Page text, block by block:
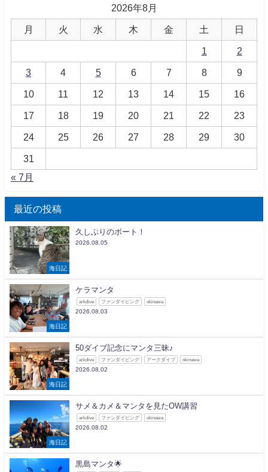
2026年8月
月 火 水 木 金 土 日
1 2
3 4 5 6 7 8 9
10 11 12 13 14 15 16
17 18 19 20 21 22 23
24 25 26 27 28 29 30
31
« 7月
最近の投稿
海日記
久しぶりのボート！
2026.08.05
海日記
ケラマンタ
arkdive ファンダイビング okinawa
2026.08.03
海日記
50ダイブ記念にマンタ三昧♪
arkdive ファンダイビング アークダイブ okinawa
2026.08.02
海日記
サメ＆カメ＆マンタを見たOW講習
arkdive ファンダイビング okinawa
2026.08.02
黒島マンタ🌟